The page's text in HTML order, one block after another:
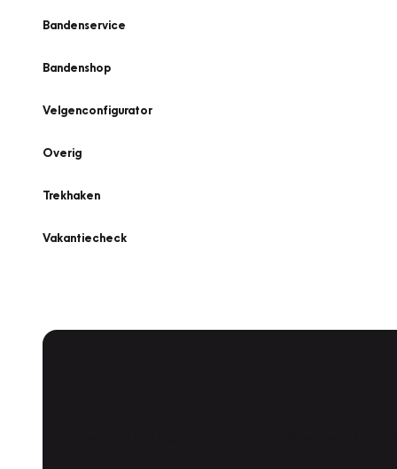
Bandenservice
Bandenshop
Velgenconfigurator
Overig
Trekhaken
Vakantiecheck